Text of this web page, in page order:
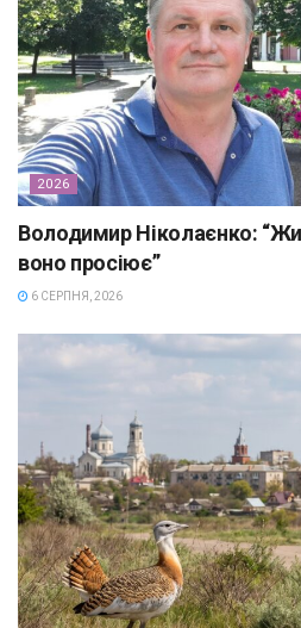
2026
Володимир Ніколаєнко:
воно просіює”
6 СЕРПНЯ, 2026